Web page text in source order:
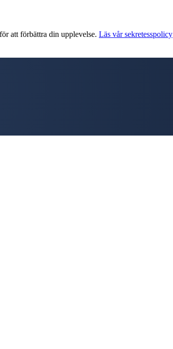
att förbättra din upplevelse. Läs vår sekretesspolicy